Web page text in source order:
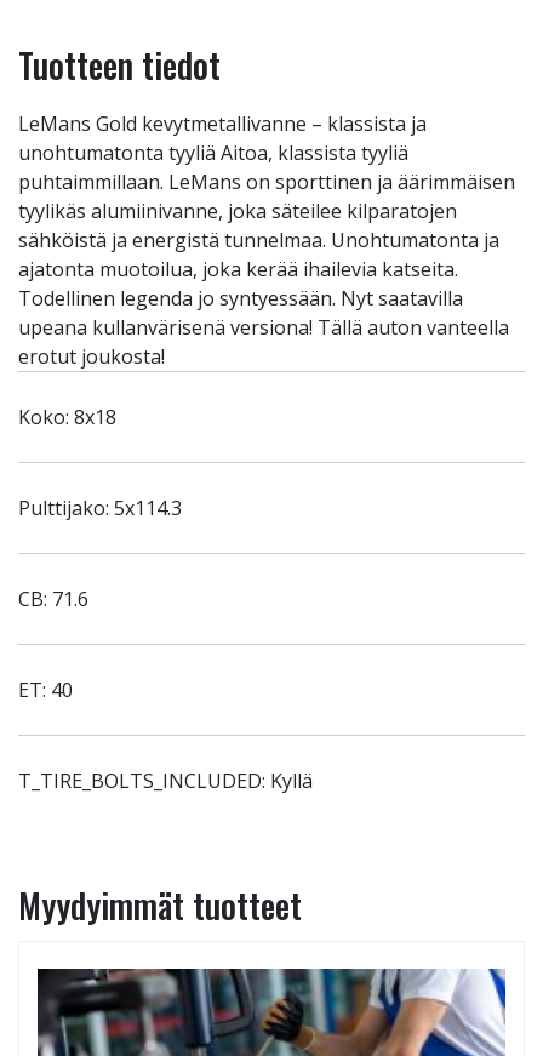
Tuotteen tiedot
LeMans Gold kevytmetallivanne – klassista ja
unohtumatonta tyyliä Aitoa, klassista tyyliä
puhtaimmillaan. LeMans on sporttinen ja äärimmäisen
tyylikäs alumiinivanne, joka säteilee kilparatojen
sähköistä ja energistä tunnelmaa. Unohtumatonta ja
ajatonta muotoilua, joka kerää ihailevia katseita.
Todellinen legenda jo syntyessään. Nyt saatavilla
upeana kullanvärisenä versiona! Tällä auton vanteella
erotut joukosta!
Koko: 8x18
Pulttijako: 5x114.3
CB: 71.6
ET: 40
T_TIRE_BOLTS_INCLUDED: Kyllä
Myydyimmät tuotteet